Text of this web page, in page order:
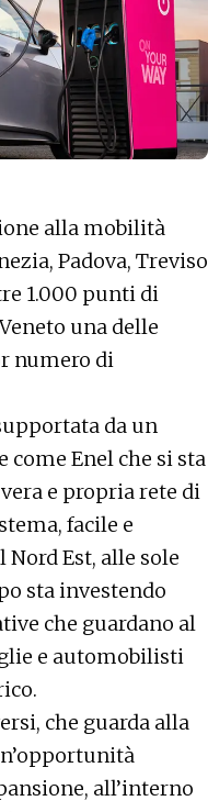
alla mobilità
Padova, Treviso
1.000 punti di
una delle
numero di
da un
come Enel che si sta
e propria rete di
facile e
Est, alle sole
sta investendo
che guardano al
e automobilisti
che guarda alla
all’interno